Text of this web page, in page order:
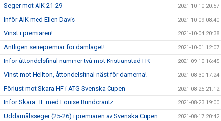
Seger mot AIK 21-29 2021-10-10 20:57
Inför AIK med Ellen Davis 2021-10-09 08:40
Vinst i premiären! 2021-10-04 20:38
Äntligen seriepremiär för damlaget! 2021-10-01 12:07
Inför åttondelsfinal nummer två mot Kristianstad HK 2021-09-10 16:45
Vinst mot Hellton, åttondelsfinal näst för damerna! 2021-08-30 17:24
Förlust mot Skara HF i ATG Svenska Cupen 2021-08-25 21:12
Inför Skara HF med Louise Rundcrantz 2021-08-23 19:00
Uddamålsseger (25-26) i premiären av Svenska Cupen 2021-08-17 20:42